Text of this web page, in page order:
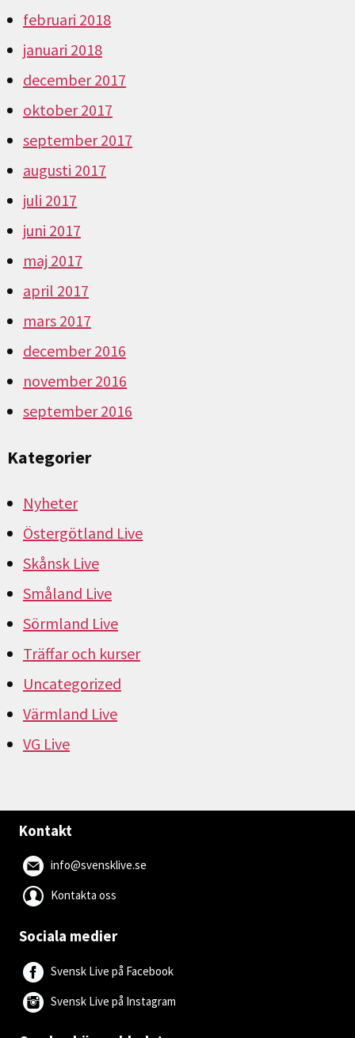
februari 2018
januari 2018
december 2017
oktober 2017
september 2017
augusti 2017
juli 2017
juni 2017
maj 2017
april 2017
mars 2017
december 2016
november 2016
september 2016
Kategorier
Nyheter
Östergötland Live
Skånsk Live
Småland Live
Sörmland Live
Träffar och kurser
Uncategorized
Värmland Live
VG Live
Kontakt
info@svensklive.se
Kontakta oss
Sociala medier
Svensk Live på Facebook
Svensk Live på Instagram